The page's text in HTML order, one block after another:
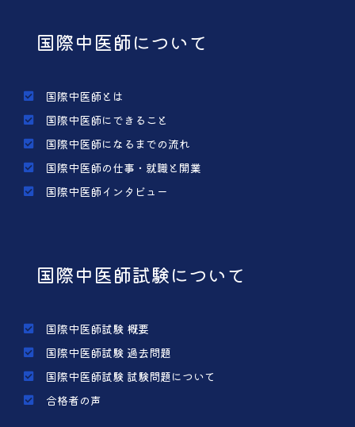
国際中医師について
国際中医師とは
国際中医師にできること
国際中医師になるまでの流れ
国際中医師の仕事・就職と開業
国際中医師インタビュー
国際中医師試験について
国際中医師試験 概要
国際中医師試験 過去問題
国際中医師試験 試験問題について
合格者の声